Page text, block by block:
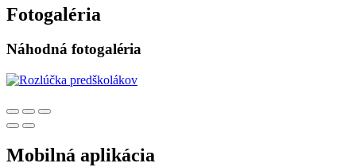
Fotogaléria
Náhodná fotogaléria
Mobilná aplikácia